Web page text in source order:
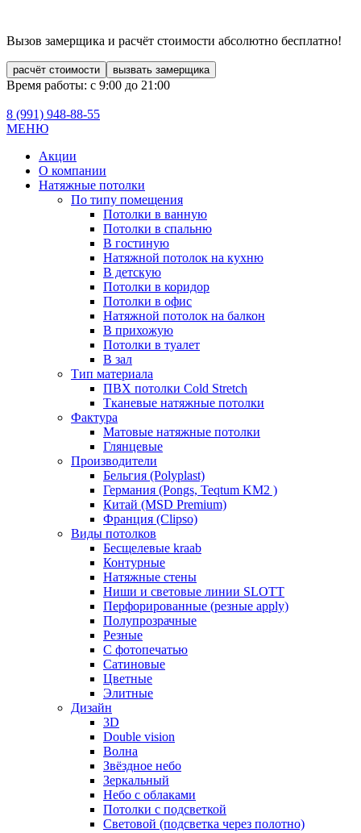
Вызов замерщика и расчёт стоимости абсолютно бесплатно!
расчёт стоимости вызвать замерщика
Время работы: с 9:00 до 21:00
8 (991) 948-88-55
МЕНЮ
Акции
О компании
Натяжные потолки
По типу помещения
Потолки в ванную
Потолки в спальню
В гостиную
Натяжной потолок на кухню
В детскую
Потолки в коридор
Потолки в офис
Натяжной потолок на балкон
В прихожую
Потолки в туалет
В зал
Тип материала
ПВХ потолки Cold Stretch
Тканевые натяжные потолки
Фактура
Матовые натяжные потолки
Глянцевые
Производители
Бельгия (Polyplast)
Германия (Pongs, Teqtum KM2 )
Китай (MSD Premium)
Франция (Clipso)
Виды потолков
Бесщелевые kraab
Контурные
Натяжные стены
Ниши и световые линии SLOTT
Перфорированные (резные apply)
Полупрозрачные
Резные
С фотопечатью
Сатиновые
Цветные
Элитные
Дизайн
3D
Double vision
Волна
Звёздное небо
Зеркальный
Небо с облаками
Потолки с подсветкой
Световой (подсветка через полотно)